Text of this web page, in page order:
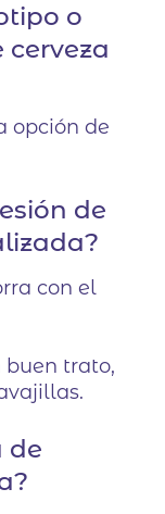
o
opción de
de
con el
buen trato,
de